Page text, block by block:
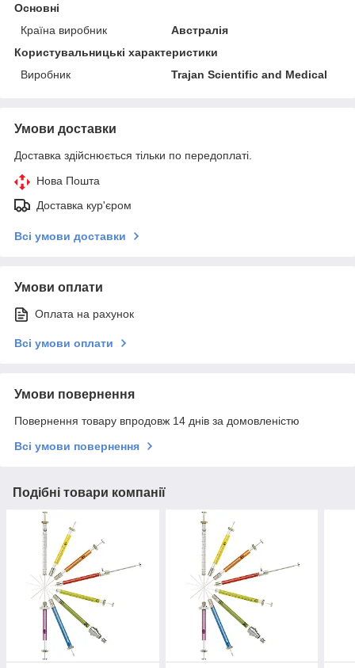
Основні
Країна виробник
Австралія
Користувальницькі характеристики
Виробник
Trajan Scientific and Medical
Умови доставки
Доставка здійснюється тільки по передоплаті.
Нова Пошта
Доставка кур'єром
Всі умови доставки
Умови оплати
Оплата на рахунок
Всі умови оплати
Умови повернення
Повернення товару впродовж 14 днів за домовленістю
Всі умови повернення
Подібні товари компанії